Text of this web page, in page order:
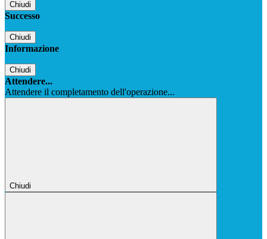
Chiudi
Successo
Chiudi
Informazione
Chiudi
Attendere...
Attendere il completamento dell'operazione...
Chiudi